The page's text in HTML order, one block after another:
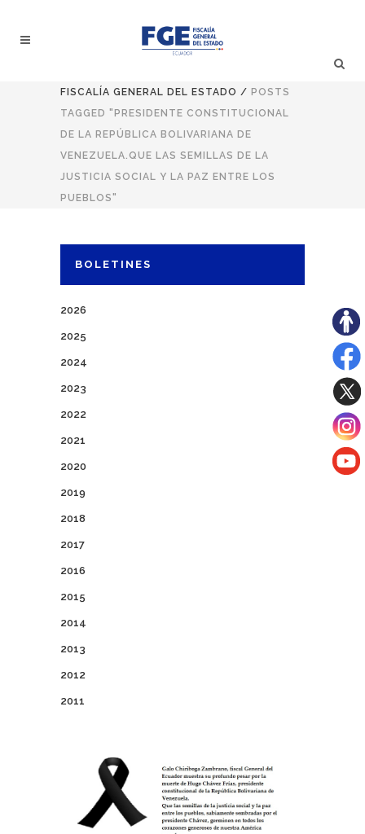
FISCALÍA GENERAL DEL ESTADO / POSTS
TAGGED "PRESIDENTE CONSTITUCIONAL
DE LA REPÚBLICA BOLIVARIANA DE
VENEZUELA.QUE LAS SEMILLAS DE LA
JUSTICIA SOCIAL Y LA PAZ ENTRE LOS
PUEBLOS"
BOLETINES
2026
2025
2024
2023
2022
2021
2020
2019
2018
2017
2016
2015
2014
2013
2012
2011